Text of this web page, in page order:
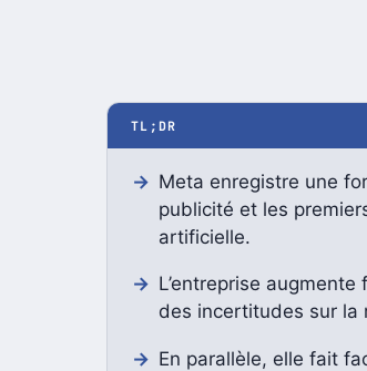
TL;DR
Meta enregistre une
publicité et les
artificielle.
L’entreprise
des incertitudes sur la
En parallèle, elle fait